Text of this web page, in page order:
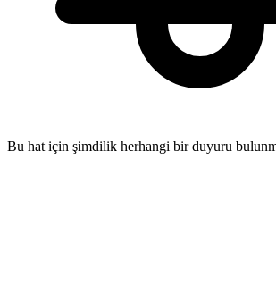
Bu hat için şimdilik herhangi bir duyuru